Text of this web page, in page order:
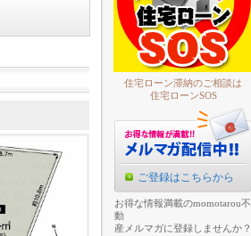
住宅ローン滞納のご相談は
住宅ローンSOS
ご登録はこちらから
お得な情報満載のmomotarou不
動
産メルマガに登録しませんか？